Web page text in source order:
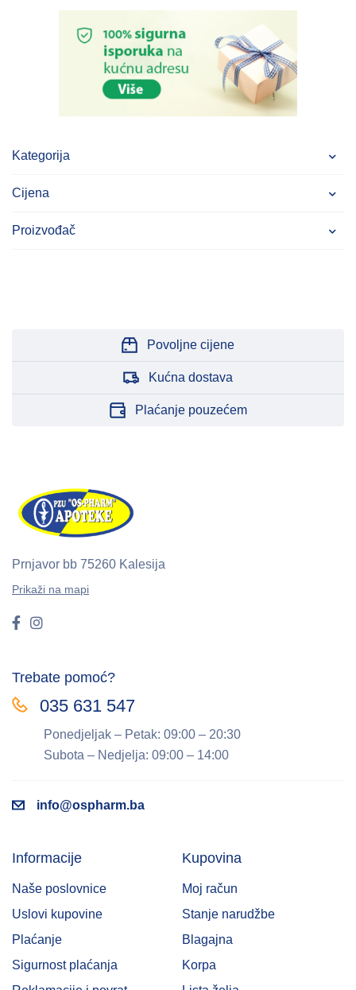
Kategorija
Cijena
Proizvođač
Povoljne cijene
Kućna dostava
Plaćanje pouzećem
Prnjavor bb 75260 Kalesija
Prikaži na mapi
Trebate pomoć?
035 631 547
Ponedjeljak – Petak: 09:00 – 20:30
Subota – Nedjelja: 09:00 – 14:00
info@ospharm.ba
Informacije
Naše poslovnice
Uslovi kupovine
Plaćanje
Sigurnost plaćanja
Kupovina
Moj račun
Stanje narudžbe
Blagajna
Korpa